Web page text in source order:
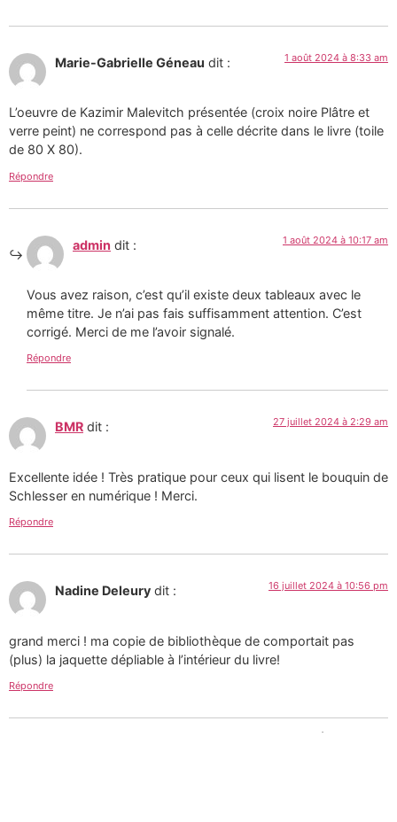
Marie-Gabrielle Géneau dit : 1 août 2024 à 8:33 am
L’oeuvre de Kazimir Malevitch présentée (croix noire Plâtre et
verre peint) ne correspond pas à celle décrite dans le livre (toile
de 80 X 80).
Répondre
admin dit : 1 août 2024 à 10:17 am
Vous avez raison, c’est qu’il existe deux tableaux avec le
même titre. Je n’ai pas fais suffisamment attention. C’est
corrigé. Merci de me l’avoir signalé.
Répondre
BMR dit : 27 juillet 2024 à 2:29 am
Excellente idée ! Très pratique pour ceux qui lisent le bouquin de
Schlesser en numérique ! Merci.
Répondre
Nadine Deleury dit : 16 juillet 2024 à 10:56 pm
grand merci ! ma copie de bibliothèque de comportait pas
(plus) la jaquette dépliable à l’intérieur du livre!
Répondre
Tous les textes et images de ce site sont la création de